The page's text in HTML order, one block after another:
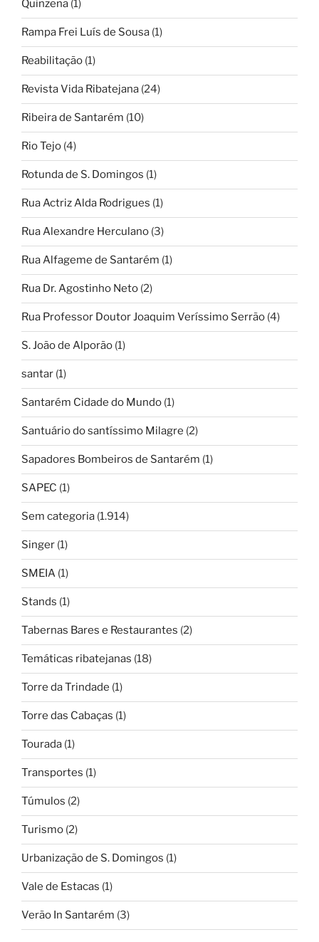
Quinzena (1)
Rampa Frei Luís de Sousa (1)
Reabilitação (1)
Revista Vida Ribatejana (24)
Ribeira de Santarém (10)
Rio Tejo (4)
Rotunda de S. Domingos (1)
Rua Actriz Alda Rodrigues (1)
Rua Alexandre Herculano (3)
Rua Alfageme de Santarém (1)
Rua Dr. Agostinho Neto (2)
Rua Professor Doutor Joaquim Veríssimo Serrão (4)
S. João de Alporão (1)
santar (1)
Santarém Cidade do Mundo (1)
Santuário do santíssimo Milagre (2)
Sapadores Bombeiros de Santarém (1)
SAPEC (1)
Sem categoria (1.914)
Singer (1)
SMEIA (1)
Stands (1)
Tabernas Bares e Restaurantes (2)
Temáticas ribatejanas (18)
Torre da Trindade (1)
Torre das Cabaças (1)
Tourada (1)
Transportes (1)
Túmulos (2)
Turismo (2)
Urbanização de S. Domingos (1)
Vale de Estacas (1)
Verão In Santarém (3)